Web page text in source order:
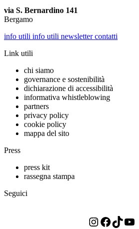
via S. Bernardino 141
Bergamo
info utili info utili newslettercontatti
Link utili
chi siamo
governance e sostenibilità
dichiarazione di accessibilità
informativa whistleblowing
partners
privacy policy
cookie policy
mappa del sito
Press
press kit
rassegna stampa
Seguici